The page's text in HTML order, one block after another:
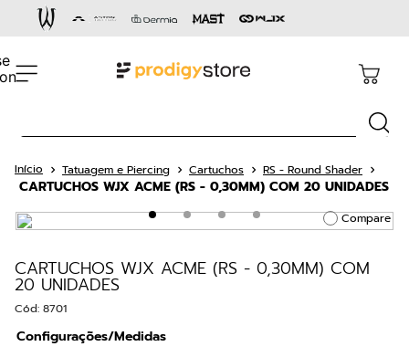
Tatuagem e Piercing Cartuchos RS - Round Shader
CARTUCHOS WJX ACME (RS - 0,30MM) COM 20 UNIDADES
Compare
CARTUCHOS WJX ACME (RS - 0,30MM) COM
20 UNIDADES
Cód: 8701
Configurações/Medidas
Termos mais buscados
5º
dermógrafo
6º
cartucho rm
8 º
36 pontas
9º
cnexplore
10º impressora